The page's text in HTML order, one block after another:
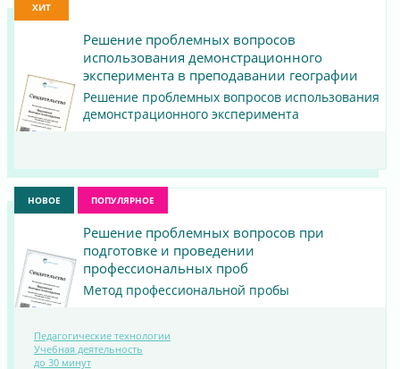
ХИТ
ПОСМОТРЕТЬ
Решение проблемных вопросов
использования демонстрационного
эксперимента в преподавании географии
Решение проблемных вопросов использования
демонстрационного эксперимента
НОВОЕ ПОПУЛЯРНОЕ
ПОСМОТРЕТЬ
Решение проблемных вопросов при
подготовке и проведении
профессиональных проб
Метод профессиональной пробы
Педагогические технологии
Учебная деятельность
до 30 минут